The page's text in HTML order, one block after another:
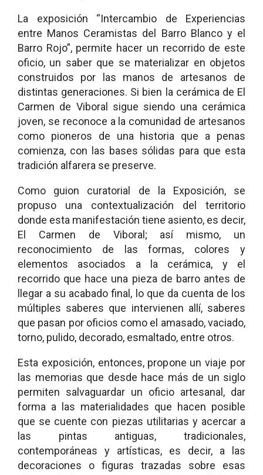
La exposición “Intercambio de Experiencias
entre Manos Ceramistas del Barro Blanco y el
Barro Rojo”, permite hacer un recorrido de este
oficio, un saber que se materializar en objetos
construidos por las manos de artesanos de
distintas generaciones. Si bien la cerámica de El
Carmen de Viboral sigue siendo una cerámica
joven, se reconoce a la comunidad de artesanos
como pioneros de una historia que a penas
comienza, con las bases sólidas para que esta
tradición alfarera se preserve.
Como guion curatorial de la Exposición, se
propuso una contextualización del territorio
donde esta manifestación tiene asiento, es decir,
El Carmen de Viboral; así mismo, un
reconocimiento de las formas, colores y
elementos asociados a la cerámica, y el
recorrido que hace una pieza de barro antes de
llegar a su acabado final, lo que da cuenta de los
múltiples saberes que intervienen allí, saberes
que pasan por oficios como el amasado, vaciado,
torno, pulido, decorado, esmaltado, entre otros.
Esta exposición, entonces, propone un viaje por
las memorias que desde hace más de un siglo
permiten salvaguardar un oficio artesanal, dar
forma a las materialidades que hacen posible
que se cuente con piezas utilitarias y acercar a
las pintas antiguas, tradicionales,
contemporáneas y artísticas, es decir, a las
decoraciones o figuras trazadas sobre esas